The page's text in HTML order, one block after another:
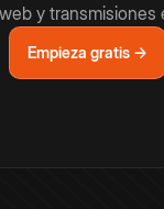
y transmisiones
Empieza gratis →